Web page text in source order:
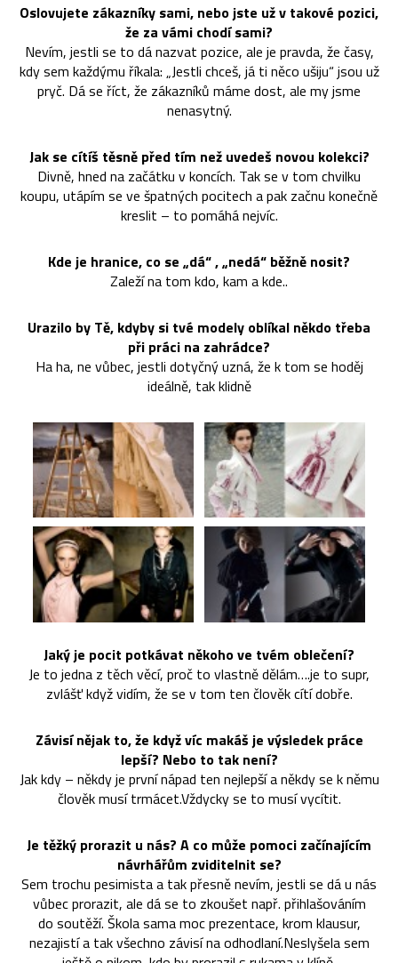
Oslovujete zákazníky sami, nebo jste už v takové pozici,
že za vámi chodí sami?
Nevím, jestli se to dá nazvat pozice, ale je pravda, že časy,
kdy sem každýmu říkala: „Jestli chceš, já ti něco ušiju“ jsou už
pryč. Dá se říct, že zákazníků máme dost, ale my jsme
nenasytný.
Jak se cítíš těsně před tím než uvedeš novou kolekci?
Divně, hned na začátku v koncích. Tak se v tom chvilku
koupu, utápím se ve špatných pocitech a pak začnu konečně
kreslit – to pomáhá nejvíc.
Kde je hranice, co se „dá“ , „nedá“ běžně nosit?
Zaleží na tom kdo, kam a kde..
Urazilo by Tě, kdyby si tvé modely oblíkal někdo třeba
při práci na zahrádce?
Ha ha, ne vůbec, jestli dotyčný uzná, že k tom se hoděj
ideálně, tak klidně
Jaký je pocit potkávat někoho ve tvém oblečení?
Je to jedna z těch věcí, proč to vlastně dělám….je to supr,
zvlášť když vidím, že se v tom ten člověk cítí dobře.
Závisí nějak to, že když víc makáš je výsledek práce
lepší? Nebo to tak není?
Jak kdy – někdy je první nápad ten nejlepší a někdy se k němu
člověk musí trmácet.Vždycky se to musí vycítit.
Je těžký prorazit u nás? A co může pomoci začínajícím
návrhářům zviditelnit se?
Sem trochu pesimista a tak přesně nevím, jestli se dá u nás
vůbec prorazit, ale dá se to zkoušet např. přihlašováním
do soutěží. Škola sama moc prezentace, krom klausur,
nezajistí a tak všechno závisí na odhodlaní.Neslyšela sem